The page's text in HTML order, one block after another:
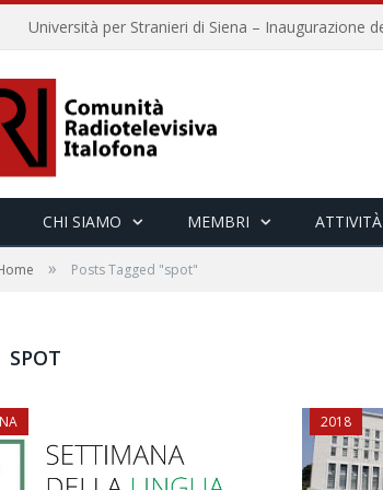
CHI SIAMO MEMBRI ATTIVITÀ
» Posts Tagged "spot"
SPOT
2018